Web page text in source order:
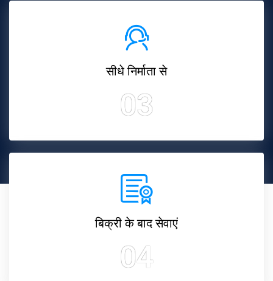
सीधे निर्माता से
03
बिक्री के बाद सेवाएं
04